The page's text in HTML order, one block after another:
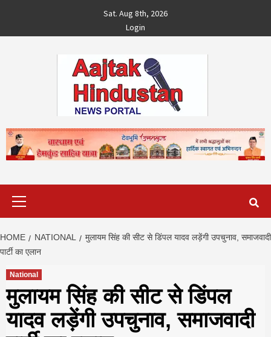
content
Sat. Aug 8th, 2026
Login
HOME NATIONAL
मुलायम सिंह की सीट से डिंपल यादव लड़ेंगी उपचुनाव, समाजवादी
पार्टी का एलान
National
मुलायम सिंह की सीट से डिंपल
यादव लड़ेंगी उपचुनाव, समाजवादी